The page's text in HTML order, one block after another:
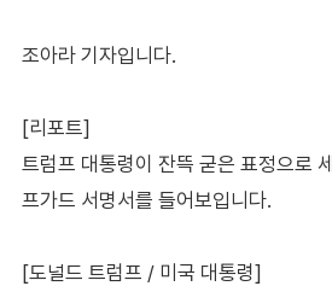
조아라 기자입니다.
[리포트]
트럼프 대통령이 잔뜩 굳은 표정으로
프가드 서명서를 들어보입니다.
[도널드 트럼프 / 미국 대통령]